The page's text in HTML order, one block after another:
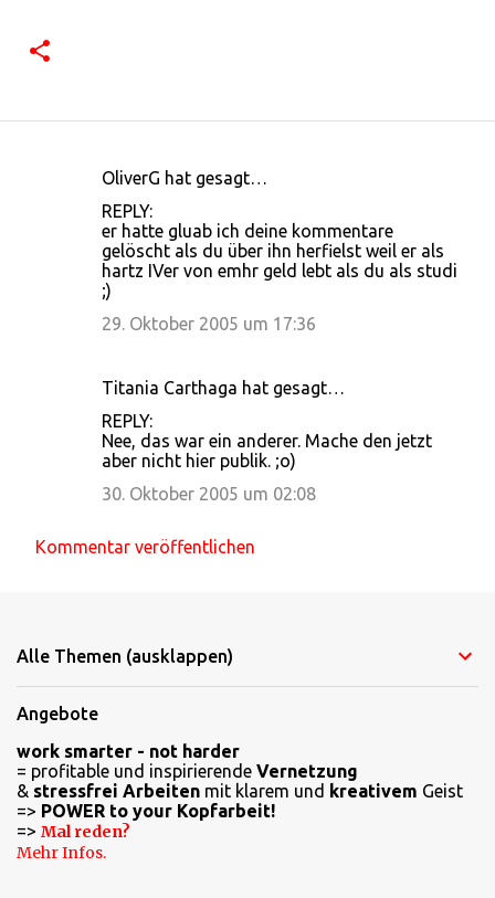
OliverG hat gesagt…
REPLY:
er hatte gluab ich deine kommentare
gelöscht als du über ihn herfielst weil er als
hartz IVer von emhr geld lebt als du als studi
;)
29. Oktober 2005 um 17:36
Titania Carthaga hat gesagt…
REPLY:
Nee, das war ein anderer. Mache den jetzt
aber nicht hier publik. ;o)
30. Oktober 2005 um 02:08
Kommentar veröffentlichen
Alle Themen (ausklappen)
Angebote
work smarter - not harder
= profitable und inspirierende Vernetzung
& stressfrei Arbeiten mit klarem und kreativem Geist
=> POWER to your Kopfarbeit!
=> Mal reden?
Mehr Infos.